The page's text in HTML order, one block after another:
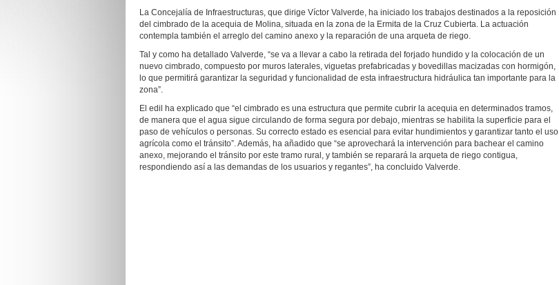
La Concejalía de Infraestructuras, que dirige Víctor Valverde, ha iniciado los trabajos destinados a la reposición
del cimbrado de la acequia de Molina, situada en la zona de la Ermita de la Cruz Cubierta. La actuación
contempla también el arreglo del camino anexo y la reparación de una arqueta de riego.
Tal y como ha detallado Valverde, “se va a llevar a cabo la retirada del forjado hundido y la colocación de un
nuevo cimbrado, compuesto por muros laterales, viguetas prefabricadas y bovedillas macizadas con hormigón,
lo que permitirá garantizar la seguridad y funcionalidad de esta infraestructura hidráulica tan importante para la
zona”.
El edil ha explicado que “el cimbrado es una estructura que permite cubrir la acequia en determinados tramos,
de manera que el agua sigue circulando de forma segura por debajo, mientras se habilita la superficie para el
paso de vehículos o personas. Su correcto estado es esencial para evitar hundimientos y garantizar tanto el uso
agrícola como el tránsito”. Además, ha añadido que “se aprovechará la intervención para bachear el camino
anexo, mejorando el tránsito por este tramo rural, y también se reparará la arqueta de riego contigua,
respondiendo así a las demandas de los usuarios y regantes”, ha concluido Valverde.